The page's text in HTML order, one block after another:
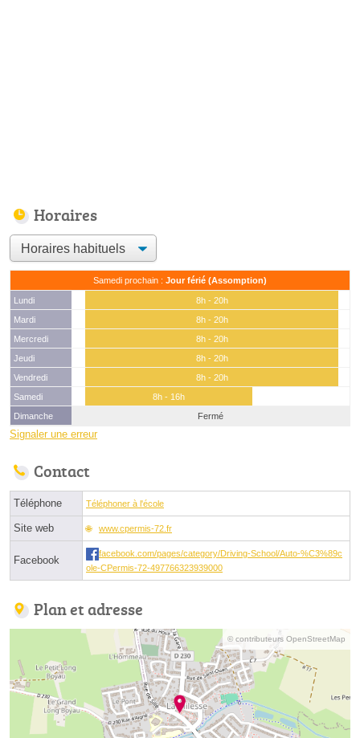
Horaires
Samedi prochain : Jour férié (Assomption)
Lundi
8h - 20h
Mardi
8h - 20h
Mercredi
8h - 20h
Jeudi
8h - 20h
Vendredi
8h - 20h
Samedi
8h - 16h
Dimanche
Fermé
Signaler une erreur
Contact
Téléphone Téléphoner à l'école
Site web www.cpermis-72.fr
Facebook
facebook.com/pages/category/Driving-School/Auto-%C3%89c
ole-CPermis-72-497766323939000
Plan et adresse
© contributeurs OpenStreetMap